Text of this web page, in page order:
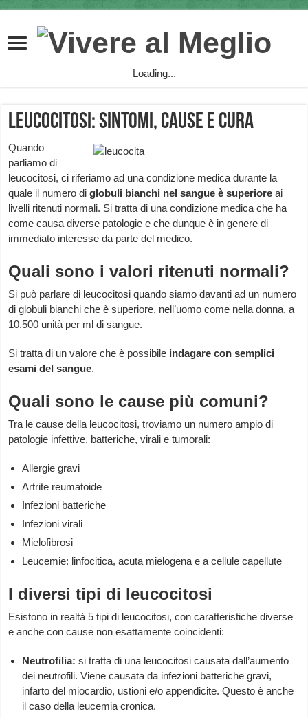
Loading...
Leucocitosi: sintomi, cause e cura
Quando
parliamo di
leucocitosi, ci riferiamo ad una condizione medica durante la
quale il numero diglobuli bianchi nel sangue è superioreai
livelli ritenuti normali. Si tratta di una condizione medica che ha
come causa diverse patologie e che dunque è in genere di
immediato interesse da parte del medico.
Quali sono i valori ritenuti normali?
Si può parlare di leucocitosi quando siamo davanti ad un numero
di globuli bianchi che è superiore, nell’uomo come nella donna, a
10.500 unità per ml di sangue.
Si tratta di un valore che è possibile indagare con semplici
esami del sangue.
Quali sono le cause più comuni?
Tra le cause della leucocitosi, troviamo un numero ampio di
patologie infettive, batteriche, virali e tumorali:
Allergie gravi
Artrite reumatoide
Infezioni batteriche
Infezioni virali
Mielofibrosi
Leucemie: linfocitica, acuta mielogena e a cellule capellute
I diversi tipi di leucocitosi
Esistono in realtà 5 tipi di leucocitosi, con caratteristiche diverse
e anche con cause non esattamente coincidenti:
Neutrofilia: si tratta di una leucocitosi causata dall’aumento
dei neutrofili. Viene causata da infezioni batteriche gravi,
infarto del miocardio, ustioni e/o appendicite. Questo è anche
il caso della leucemia cronica.